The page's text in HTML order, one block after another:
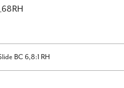
13 FISHING Concept Z Slide BC 6,8:1 RH